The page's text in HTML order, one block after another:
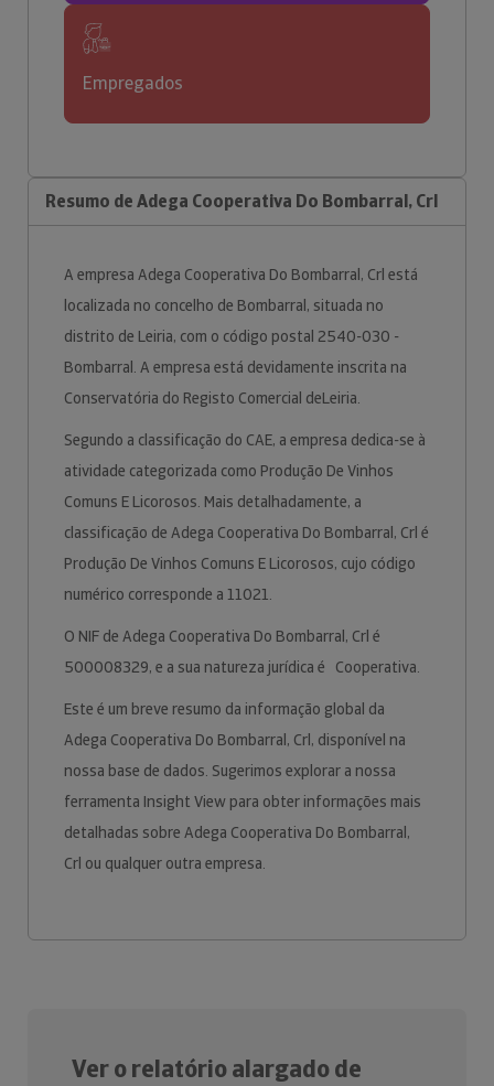
Empregados
Resumo de Adega Cooperativa Do Bombarral, Crl
A empresa Adega Cooperativa Do Bombarral, Crl está
localizada no concelho de Bombarral, situada no
distrito de Leiria, com o código postal 2540-030 -
Bombarral. A empresa está devidamente inscrita na
Conservatória do Registo Comercial deLeiria.
Segundo a classificação do CAE, a empresa dedica-se à
atividade categorizada como Produção De Vinhos
Comuns E Licorosos. Mais detalhadamente, a
classificação de Adega Cooperativa Do Bombarral, Crl é
Produção De Vinhos Comuns E Licorosos, cujo código
numérico corresponde a 11021.
O NIF de Adega Cooperativa Do Bombarral, Crl é
500008329, e a sua natureza jurídica é Cooperativa.
Este é um breve resumo da informação global da
Adega Cooperativa Do Bombarral, Crl, disponível na
nossa base de dados. Sugerimos explorar a nossa
ferramenta Insight View para obter informações mais
detalhadas sobre Adega Cooperativa Do Bombarral,
Crl ou qualquer outra empresa.
Ver o relatório alargado de